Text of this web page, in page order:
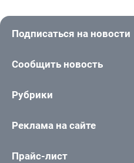
Подписаться на новости
Сообщить новость
Рубрики
Реклама на сайте
Прайс-лист